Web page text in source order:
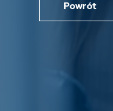
Powrót